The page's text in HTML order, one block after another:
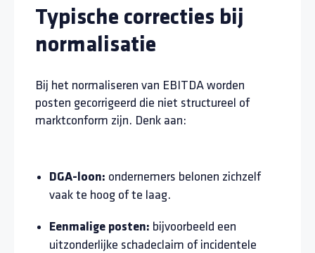
Typische correcties bij
normalisatie
Bij het normaliseren van EBITDA worden
posten gecorrigeerd die niet structureel of
marktconform zijn. Denk aan:
DGA-loon: ondernemers belonen zichzelf
vaak te hoog of te laag.
Eenmalige posten: bijvoorbeeld een
uitzonderlijke schadeclaim of incidentele